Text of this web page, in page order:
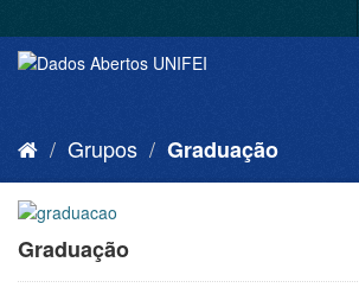
Grupos Graduação
Graduação